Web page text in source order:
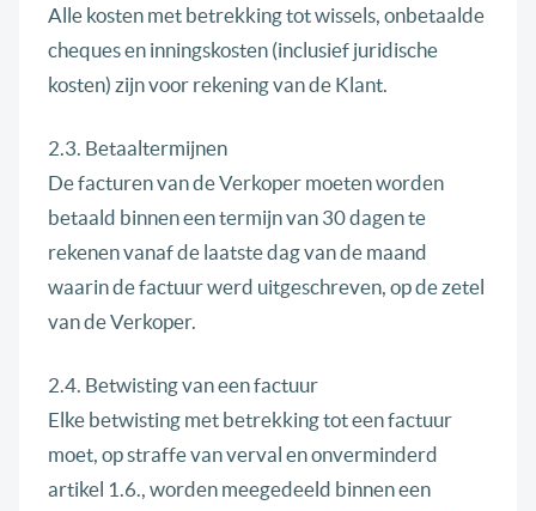
Alle kosten met betrekking tot wissels, onbetaalde
cheques en inningskosten (inclusief juridische
kosten) zijn voor rekening van de Klant.
2.3. Betaaltermijnen
De facturen van de Verkoper moeten worden
betaald binnen een termijn van 30 dagen te
rekenen vanaf de laatste dag van de maand
waarin de factuur werd uitgeschreven, op de zetel
van de Verkoper.
2.4. Betwisting van een factuur
Elke betwisting met betrekking tot een factuur
moet, op straffe van verval en onverminderd
artikel 1.6., worden meegedeeld binnen een